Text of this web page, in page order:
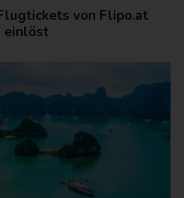
von Flipo.at
einlöst